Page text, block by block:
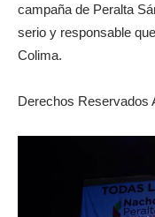
campaña de Peralta
serio y responsable
Colima.
Derechos Reservados